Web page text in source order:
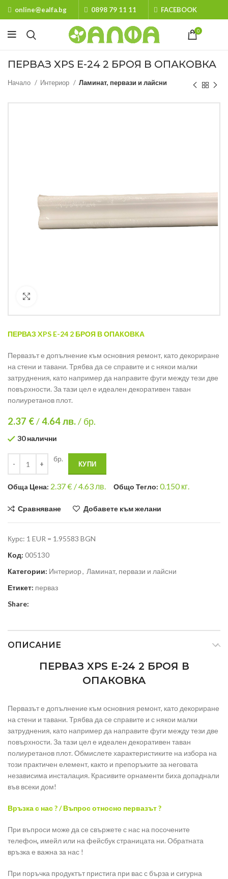
online@ealfa.bg 0898 79 11 11 FACEBOOK
0
ПЕРВАЗ XPS E-24 2 БРОЯ В ОПАКОВКА
Начало Интериор Ламинат, первази и лайсни
ПЕРВАЗ XPS E-24 2 БРОЯ В ОПАКОВКА
Первазът е допълнение към основния ремонт, като декориране
на стени и тавани. Трябва да се справите и с някои малки
затруднения, като например да направите фуги между тези две
повърхности. За тази цел е идеален декоративен таван
полиуретанов плот.
2.37 €/4.64лв./ бр.
30 налични
бр.
КУПИ
Общa Цена: 2.37€ /4.63 лв. Общо Тегло: 0.150кг.
Сравняване Добавете към желани
Курс: 1 EUR = 1.95583 BGN
Код: 005130
Категории: Интериор, Ламинат, первази и лайсни
Етикет: перваз
Share:
ОПИСАНИЕ
ПЕРВАЗ XPS E-24 2 БРОЯ В
ОПАКОВКА
Первазът е допълнение към основния ремонт, като декориране
на стени и тавани. Трябва да се справите и с някои малки
затруднения, като например да направите фуги между тези две
повърхности. За тази цел е идеален декоративен таван
полиуретанов плот. Обмислете характеристиките на избора на
този практичен елемент, както и препоръките за неговата
независима инсталация. Красивите орнаменти биха допаднали
във всеки дом!
Връзка с нас ? / Въпрос относно первазът ?
При въпроси може да се свържете с нас на посочените
телефон, имейл или на фейсбук страницата ни. Обратната
връзка е важна за нас !
При поръчка продуктът пристига при вас с бърза и сигурна